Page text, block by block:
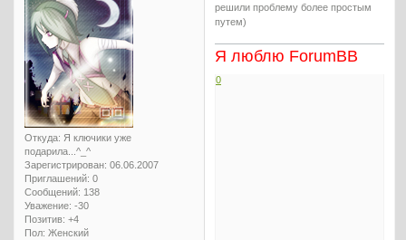
Откуда: Я ключики уже
подарила...^_^
Зарегистрирован: 06.06.2007
Приглашений: 0
Сообщений: 138
Уважение: -30
Позитив: +4
Пол: Женский
решили проблему более простым
путем)
Я люблю ForumBB
0